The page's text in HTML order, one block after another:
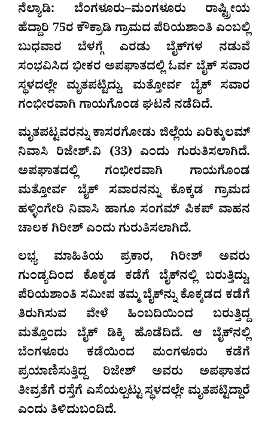
ನೆಲ್ಯಾಡಿ: ಬೆಂಗಳೂರು–ಮಂಗಳೂರು ರಾಷ್ಟ್ರೀಯ
ಹೆದ್ದಾರಿ 75ರ ಕೌಕ್ರಾಡಿ ಗ್ರಾಮದ ಪೆರಿಯಶಾಂತಿ ಎಂಬಲ್ಲಿ
ಬುಧವಾರ ಬೆಳಗ್ಗೆ ಎರಡು ಬೈಕ್‌ಗಳ ನಡುವೆ
ಸಂಭವಿಸಿದ ಭೀಕರ ಅಪಘಾತದಲ್ಲಿ ಓರ್ವ ಬೈಕ್ ಸವಾರ
ಸ್ಥಳದಲ್ಲೇ ಮೃತಪಟ್ಟಿದ್ದು, ಮತ್ತೋರ್ವ ಬೈಕ್ ಸವಾರ
ಗಂಭೀರವಾಗಿ ಗಾಯಗೊಂಡ ಘಟನೆ ನಡೆದಿದೆ.
ಮೃತಪಟ್ಟವರನ್ನು ಕಾಸರಗೋಡು ಜಿಲ್ಲೆಯ ಏರಿಕ್ಕುಲಮ್
ನಿವಾಸಿ ರಿಜೇಶ್.ವಿ (33) ಎಂದು ಗುರುತಿಸಲಾಗಿದೆ.
ಅಪಘಾತದಲ್ಲಿ ಗಂಭೀರವಾಗಿ ಗಾಯಗೊಂಡ
ಮತ್ತೋರ್ವ ಬೈಕ್ ಸವಾರನನ್ನು ಕೊಕ್ಕಡ ಗ್ರಾಮದ
ಹಳ್ಳಿಂಗೇರಿ ನಿವಾಸಿ ಹಾಗೂ ಸಂಗಮ್ ಪಿಕಪ್ ವಾಹನ
ಚಾಲಕ ಗಿರೀಶ್ ಎಂದು ಗುರುತಿಸಲಾಗಿದೆ.
ಲಭ್ಯ ಮಾಹಿತಿಯ ಪ್ರಕಾರ, ಗಿರೀಶ್ ಅವರು
ಗುಂಡ್ಯದಿಂದ ಕೊಕ್ಕಡ ಕಡೆಗೆ ಬೈಕ್‌ನಲ್ಲಿ ಬರುತ್ತಿದ್ದು,
ಪೆರಿಯಶಾಂತಿ ಸಮೀಪ ತಮ್ಮ ಬೈಕ್‌ನ್ನು ಕೊಕ್ಕಡದ ಕಡೆಗೆ
ತಿರುಗಿಸುವ ವೇಳೆ ಹಿಂಬದಿಯಿಂದ ಬರುತ್ತಿದ್ದ
ಮತ್ತೊಂದು ಬೈಕ್ ಡಿಕ್ಕಿ ಹೊಡೆದಿದೆ. ಆ ಬೈಕ್‌ನಲ್ಲಿ
ಬೆಂಗಳೂರು ಕಡೆಯಿಂದ ಮಂಗಳೂರು ಕಡೆಗೆ
ಪ್ರಯಾಣಿಸುತ್ತಿದ್ದ ರಿಜೇಶ್ ಅವರು ಅಪಘಾತದ
ತೀವ್ರತೆಗೆ ರಸ್ತೆಗೆ ಎಸೆಯಲ್ಪಟ್ಟು ಸ್ಥಳದಲ್ಲೇ ಮೃತಪಟ್ಟಿದ್ದಾರೆ
ಎಂದು ತಿಳಿದುಬಂದಿದೆ.